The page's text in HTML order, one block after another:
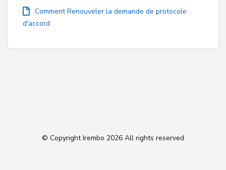
Comment Renouveler la demande de protocole
d'accord
© Copyright Irembo 2026 All rights reserved